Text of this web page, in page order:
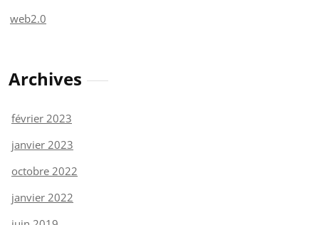
web2.0
Archives
février 2023
janvier 2023
octobre 2022
janvier 2022